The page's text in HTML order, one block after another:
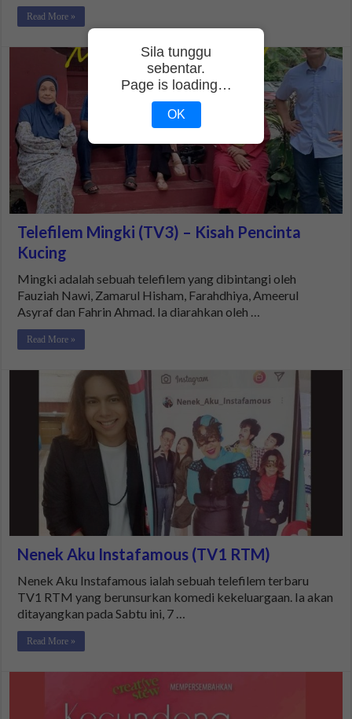
Read More »
Telefilem Mingki (TV3) – Kisah Pencinta
Kucing
Mingki adalah sebuah telefilem yang dibintangi oleh
Fauziah Nawi, Zamarul Hisham, Farahdhiya, Ameerul
Asyraf dan Fahrin Ahmad. Ia diarahkan oleh …
Read More »
Nenek Aku Instafamous (TV1 RTM)
Nenek Aku Instafamous ialah sebuah telefilem terbaru
TV1 RTM yang berunsurkan komedi kekeluargaan. Ia akan
ditayangkan pada Sabtu ini, 7 …
Read More »
Sila tunggu
sebentar.
Page is loading…
OK